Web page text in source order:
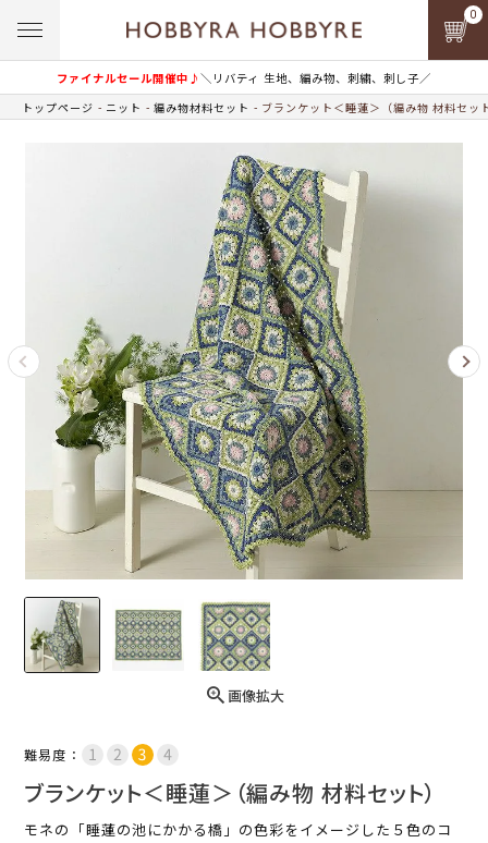
ファイナルセール開催中♪＼リバティ 生地、編み物、刺繍、刺し子／
0
トップページ ニット 編み物材料セット ブランケット＜睡蓮＞（編み物 材料セッ
画像拡大
難易度：
ブランケット＜睡蓮＞（編み物 材料セット）
モネの「睡蓮の池にかかる橋」の色彩をイメージした５色のコ